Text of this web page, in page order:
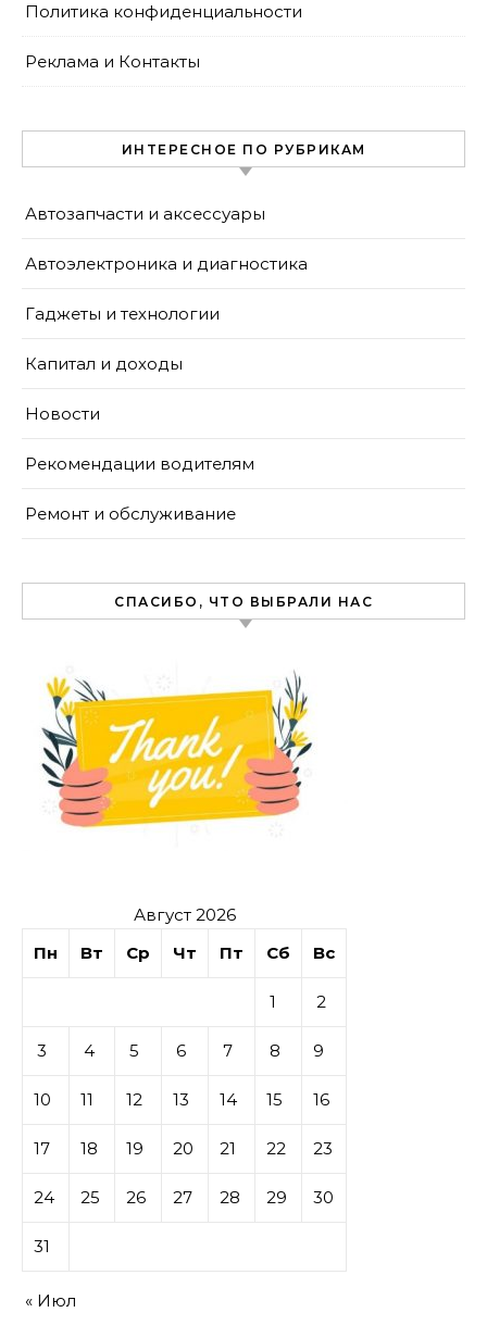
Политика конфиденциальности
Реклама и Контакты
ИНТЕРЕСНОЕ ПО РУБРИКАМ
Автозапчасти и аксессуары
Автоэлектроника и диагностика
Гаджеты и технологии
Капитал и доходы
Новости
Рекомендации водителям
Ремонт и обслуживание
СПАСИБО, ЧТО ВЫБРАЛИ НАС
Август 2026
Пн
Вт Ср Чт Пт Сб Вс
1 2
3 4 5 6 7 8 9
10 11 12 13 14 15 16
17 18 19 20 21 22 23
24 25 26 27 28 29 30
31
« Июл